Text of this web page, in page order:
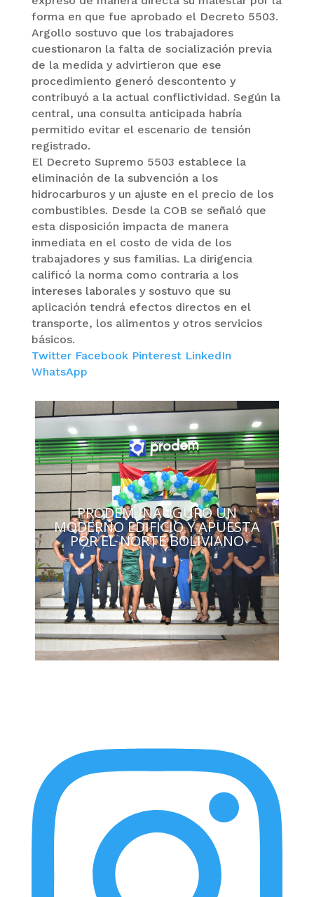
forma en que fue aprobado el Decreto 5503.
Argollo sostuvo que los trabajadores
cuestionaron la falta de socialización previa
de la medida y advirtieron que ese
procedimiento generó descontento y
contribuyó a la actual conflictividad. Según la
central, una consulta anticipada habría
permitido evitar el escenario de tensión
registrado.
El Decreto Supremo 5503 establece la
eliminación de la subvención a los
hidrocarburos y un ajuste en el precio de los
combustibles. Desde la COB se señaló que
esta disposición impacta de manera
inmediata en el costo de vida de los
trabajadores y sus familias. La dirigencia
calificó la norma como contraria a los
intereses laborales y sostuvo que su
aplicación tendrá efectos directos en el
transporte, los alimentos y otros servicios
básicos.
Twitter Facebook Pinterest LinkedIn
WhatsApp
PRODEM INAUGURÓ UN
MODERNO EDIFICIO Y APUESTA
POR EL NORTE BOLIVIANO